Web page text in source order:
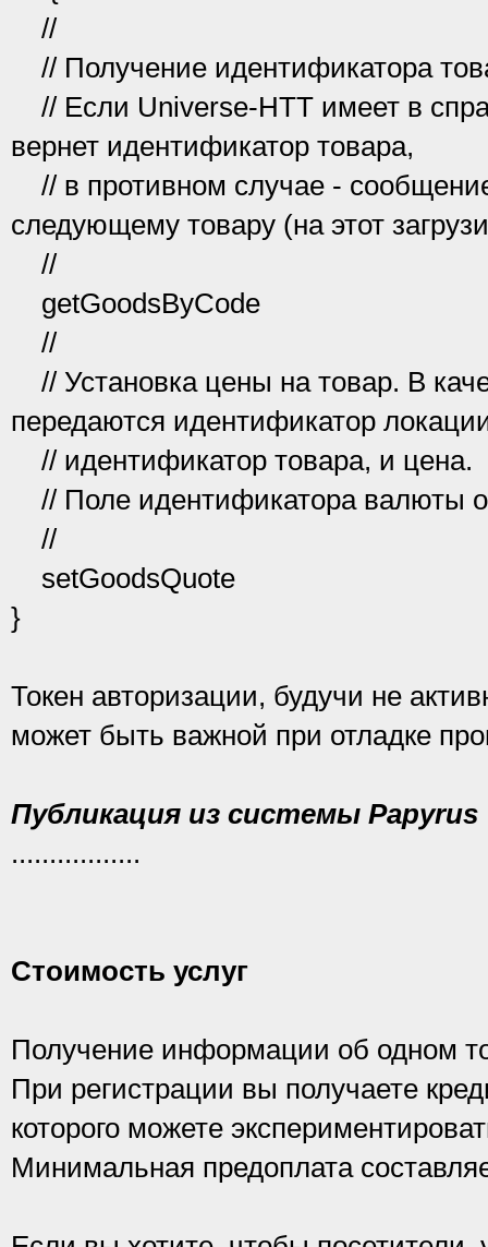
//
// Получение идентификатора
// Если Universe-HTT имеет в
вернет идентификатор товара,
// в противном случае -
следующему товару (на этот
//
getGoodsByCode
//
// Установка цены на товар. В
передаются идентификатор
// идентификатор товара, и цена.
// Поле идентификатора валюты
//
setGoodsQuote
}
Токен авторизации, будучи не
может быть важной при отладке
Публикация из системы Papyrus
.................
Стоимость услуг
Получение информации об одном
При регистрации вы получаете
которого можете
Минимальная предоплата